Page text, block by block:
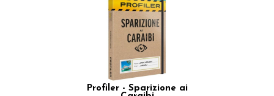
Profiler - Sparizione ai